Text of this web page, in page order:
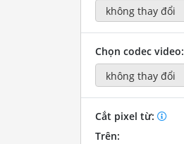
Chọn codec video:
Cắt pixel từ:
Trên: